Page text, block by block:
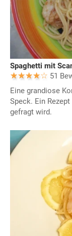
Spaghetti mit
51
Eine grandiose
Speck. Ein
gefragt wird.